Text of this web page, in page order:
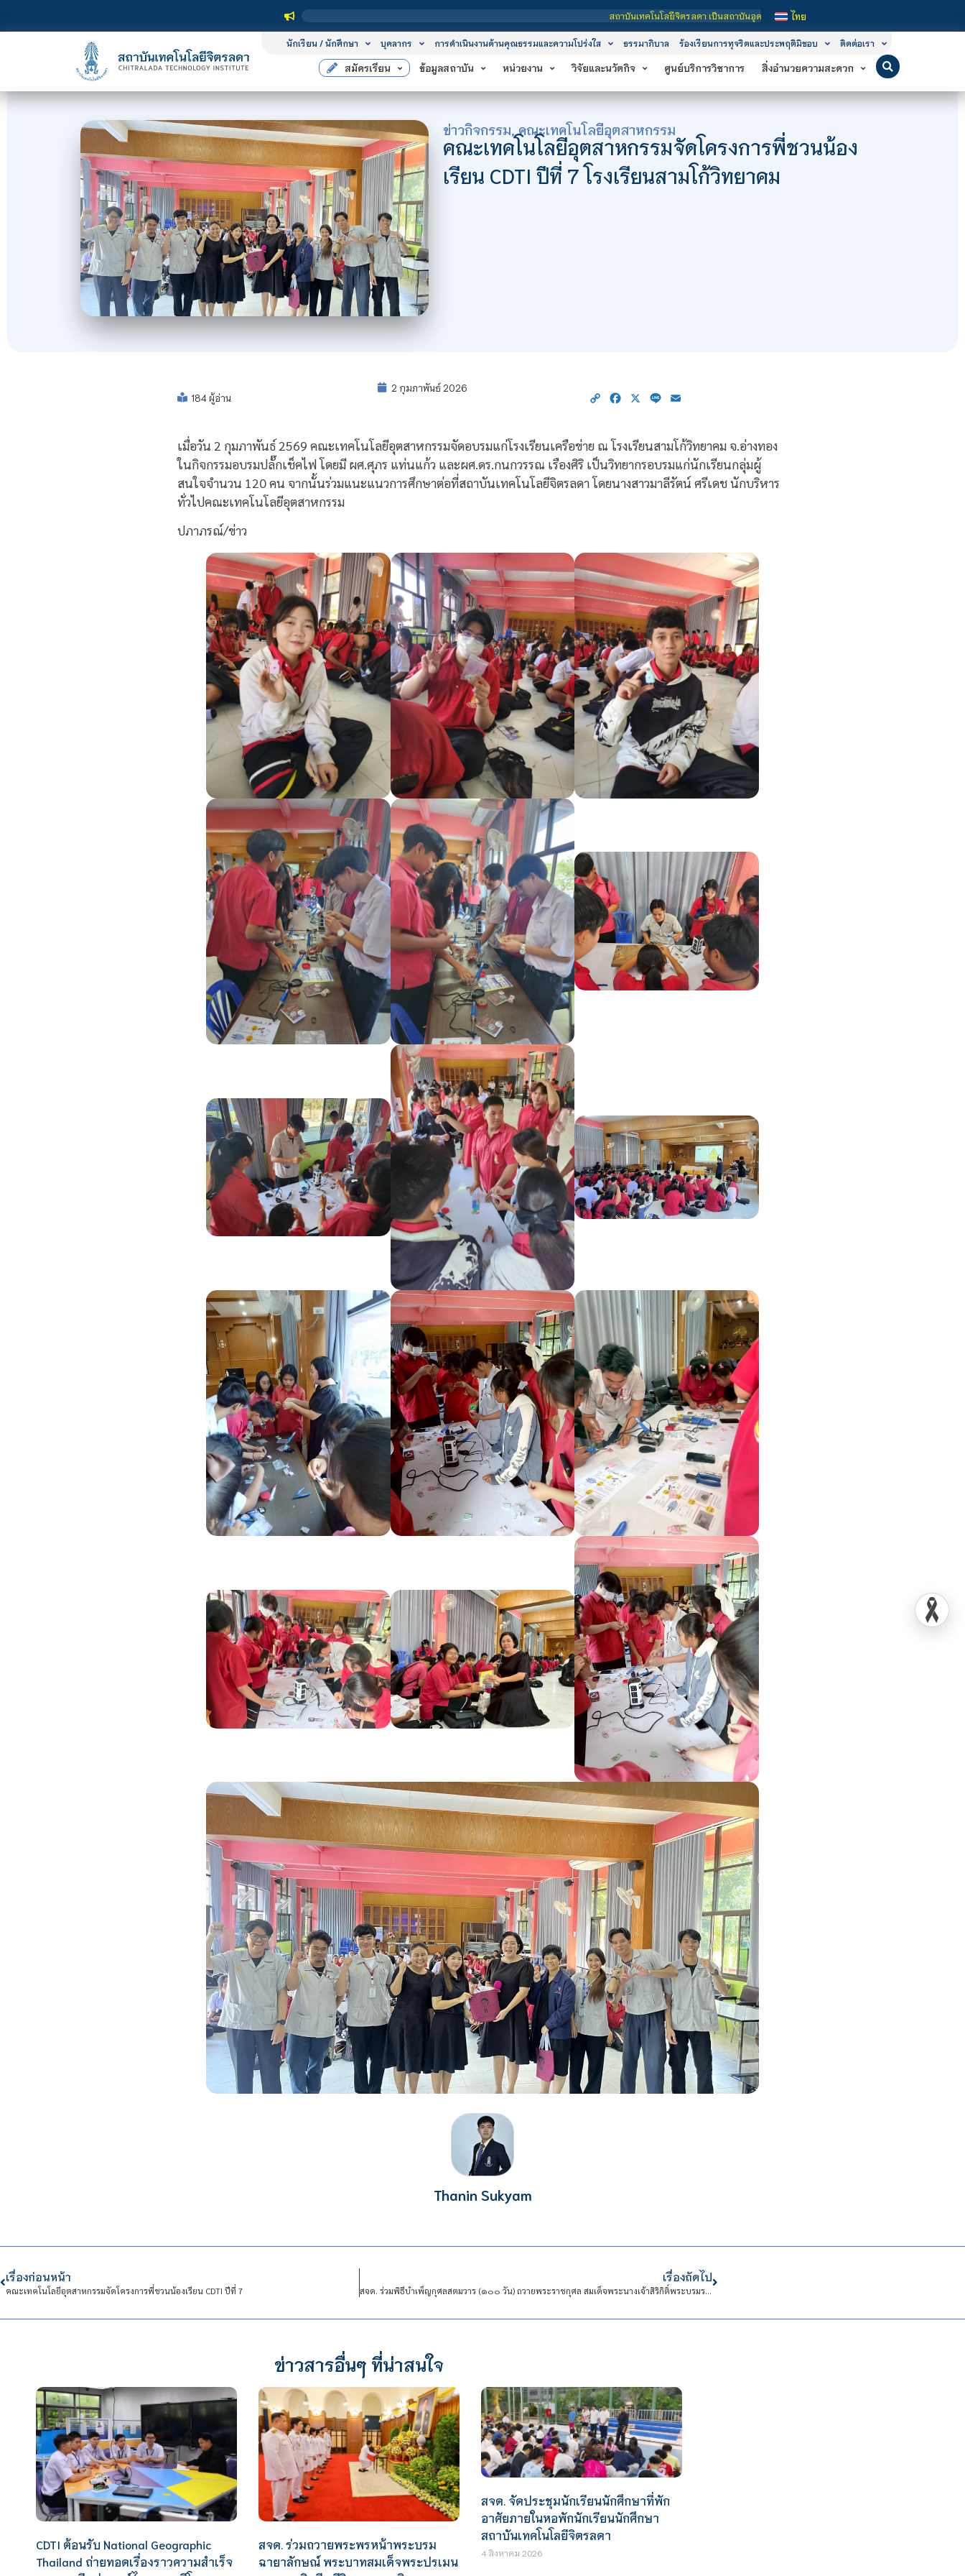
สถาบันเทคโนโลยีจิตรลดา เป็นสถาบันอุดมศึกษาในกำกับของรัฐ เปิดหลักสูตรการเรียนการสอน 3 ระดับ คือ ระดับประกาศนี
ไทย
นักเรียน / นักศึกษา บุคลากร การดำเนินงานด้านคุณธรรมและความโปร่งใส ธรรมาภิบาล ร้องเรียนการทุจริตและประพฤติมิชอบ ติดต่อเรา
สมัครเรียน ข้อมูลสถาบัน หน่วยงาน วิจัยและนวัตกิจ ศูนย์บริการวิชาการ สิ่งอำนวยความสะดวก
ข่าวกิจกรรม,คณะเทคโนโลยีอุตสาหกรรม
คณะเทคโนโลยีอุตสาหกรรมจัดโครงการพี่ชวนน้อง
เรียน CDTI ปีที่ 7 โรงเรียนสามโก้วิทยาคม
184 ผู้อ่าน
2 กุมภาพันธ์ 2026
Copy Facebook
X Line
เมื่อวัน 2 กุมภาพันธ์ 2569 คณะเทคโนโลยีอุตสาหกรรมจัดอบรมแก่โรงเรียนเครือข่าย ณ โรงเรียนสามโก้วิทยาคม จ.อ่างทอง
ในกิจกรรมอบรมปลั๊กเช็คไฟ โดยมี ผศ.ศุภร แท่นแก้ว และผศ.ดร.กนกวรรณ เรืองศิริ เป็นวิทยากรอบรมแก่นักเรียนกลุ่มผู้
สนใจจำนวน 120 คน จากนั้นร่วมแนะแนวการศึกษาต่อที่สถาบันเทคโนโลยีจิตรลดา โดยนางสาวมาลีรัตน์ ศรีเดช นักบริหาร
ทั่วไปคณะเทคโนโลยีอุตสาหกรรม
ปภาภรณ์/ข่าว
Thanin Sukyam
เรื่องก่อนหน้า
คณะเทคโนโลยีอุตสาหกรรมจัดโครงการพี่ชวนน้องเรียน CDTI ปีที่ 7
เรื่องถัดไป
สจด. ร่วมพิธีบำเพ็ญกุศลสตมวาร (๑๐๐ วัน) ถวายพระราชกุศล สมเด็จพระนางเจ้าสิริกิติ์พระบรมราชินีนาถ พระบรมราชชนนีพันปีหลวง โดยโรงเรียนสีตบุตรบำรุง เครือข่ายความร่วมมือสถานศึกษาของสถาบัน
ข่าวสารอื่นๆ ที่น่าสนใจ
CDTI ต้อนรับ National Geographic
Thailand ถ่ายทอดเรื่องราวความสำเร็จ
สจด. ร่วมถวายพระพรหน้าพระบรม
ฉายาลักษณ์ พระบาทสมเด็จพระปรเมน
สจด. จัดประชุมนักเรียนนักศึกษาที่พัก
อาศัยภายในหอพักนักเรียนนักศึกษา
สถาบันเทคโนโลยีจิตรลดา
4 สิงหาคม 2026